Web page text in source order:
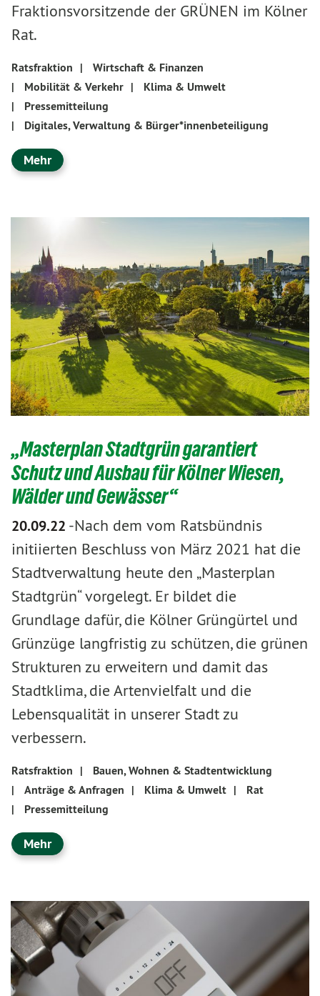
Fraktionsvorsitzende der GRÜNEN im Kölner
Rat.
Ratsfraktion |
Wirtschaft & Finanzen
|
Mobilität & Verkehr |
Klima & Umwelt
|
Pressemitteilung
|
Digitales, Verwaltung & Bürger*innenbeteiligung
Mehr
„Masterplan Stadtgrün garantiert
Schutz und Ausbau für Kölner Wiesen,
Wälder und Gewässer“
20.09.22 -​​​​​​​Nach dem vom Ratsbündnis
initiierten Beschluss von März 2021 hat die
Stadtverwaltung heute den „Masterplan
Stadtgrün“ vorgelegt. Er bildet die
Grundlage dafür, die Kölner Grüngürtel und
Grünzüge langfristig zu schützen, die grünen
Strukturen zu erweitern und damit das
Stadtklima, die Artenvielfalt und die
Lebensqualität in unserer Stadt zu
verbessern.
Ratsfraktion |
Bauen, Wohnen & Stadtentwicklung
|
Anträge & Anfragen | Klima & Umwelt |
Rat
|
Pressemitteilung
Mehr